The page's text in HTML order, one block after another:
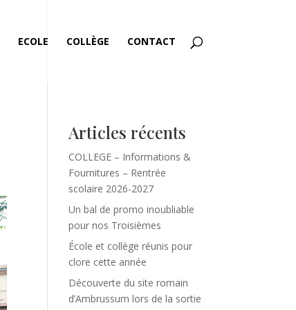
ECOLE COLLÈGE CONTACT
Articles récents
COLLEGE – Informations &
Fournitures – Rentrée
scolaire 2026-2027
Un bal de promo inoubliable
pour nos Troisièmes
École et collège réunis pour
clore cette année
Découverte du site romain
d’Ambrussum lors de la sortie